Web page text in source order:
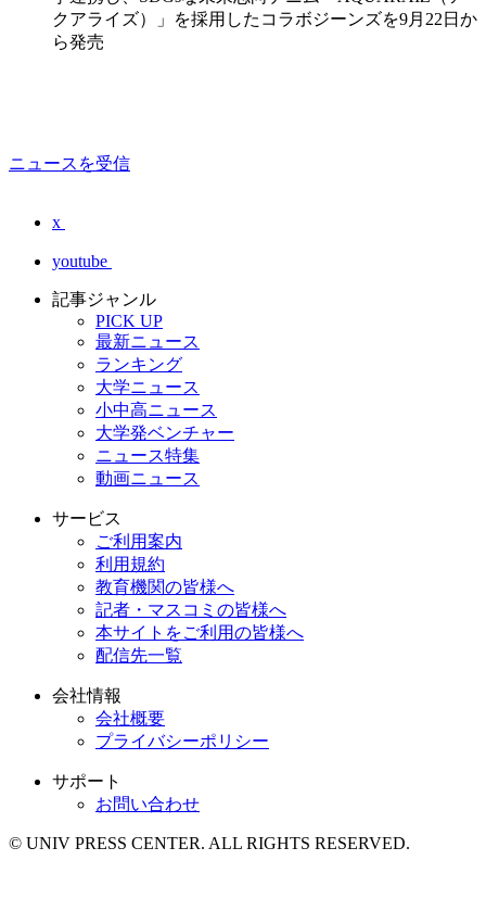
クアライズ）」を採用したコラボジーンズを9月22日か
ら発売
ニュースを受信
x
youtube
記事ジャンル
PICK UP
最新ニュース
ランキング
大学ニュース
小中高ニュース
大学発ベンチャー
ニュース特集
動画ニュース
サービス
ご利用案内
利用規約
教育機関の皆様へ
記者・マスコミの皆様へ
本サイトをご利用の皆様へ
配信先一覧
会社情報
会社概要
プライバシーポリシー
サポート
お問い合わせ
© UNIV PRESS CENTER. ALL RIGHTS RESERVED.